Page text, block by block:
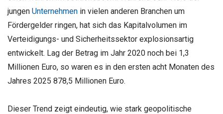
jungen Unternehmen in vielen anderen Branchen um
Fördergelder ringen, hat sich das Kapitalvolumen im
Verteidigungs- und Sicherheitssektor explosionsartig
entwickelt. Lag der Betrag im Jahr 2020 noch bei 1,3
Millionen Euro, so waren es in den ersten acht Monaten des
Jahres 2025 878,5 Millionen Euro.
Dieser Trend zeigt eindeutig, wie stark geopolitische